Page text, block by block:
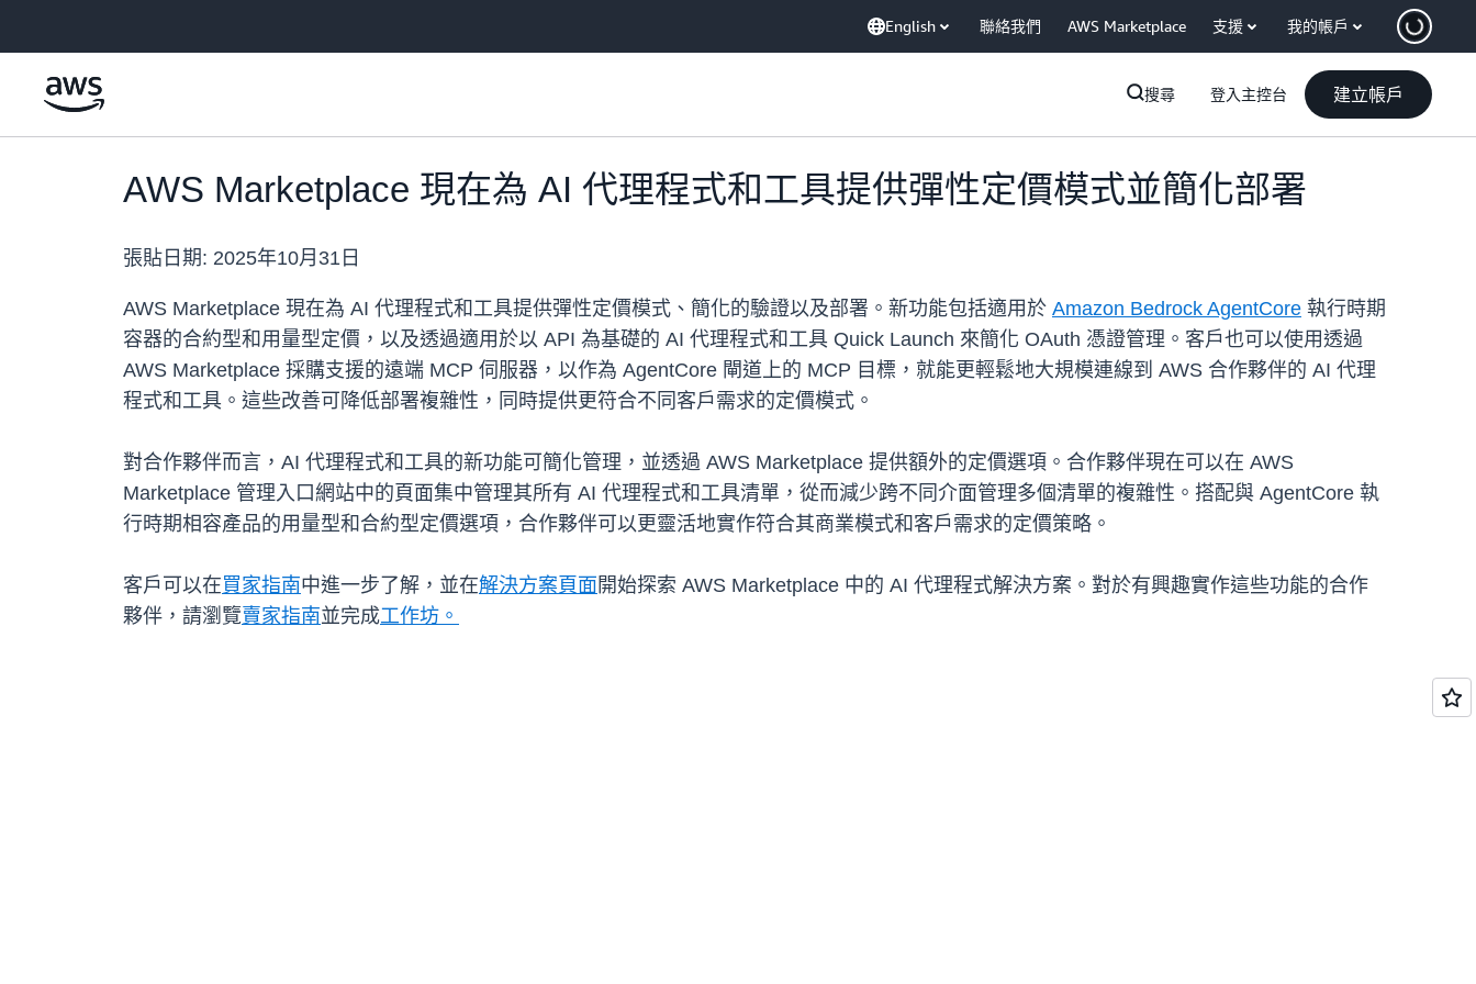
English 聯絡我們 AWS Marketplace 支援 我的帳戶
搜尋 登入主控台 建立帳戶
AWS Marketplace 現在為 AI 代理程式和工具提供彈性定價模式並簡化部署
張貼日期: 2025年10月31日
AWS Marketplace 現在為 AI 代理程式和工具提供彈性定價模式、簡化的驗證以及部署。新功能包括適用於 Amazon Bedrock AgentCore 執行時期
容器的合約型和用量型定價，以及透過適用於以 API 為基礎的 AI 代理程式和工具 Quick Launch 來簡化 OAuth 憑證管理。客戶也可以使用透過
AWS Marketplace 採購支援的遠端 MCP 伺服器，以作為 AgentCore 閘道上的 MCP 目標，就能更輕鬆地大規模連線到 AWS 合作夥伴的 AI 代理
程式和工具。這些改善可降低部署複雜性，同時提供更符合不同客戶需求的定價模式。
對合作夥伴而言，AI 代理程式和工具的新功能可簡化管理，並透過 AWS Marketplace 提供額外的定價選項。合作夥伴現在可以在 AWS
Marketplace 管理入口網站中的頁面集中管理其所有 AI 代理程式和工具清單，從而減少跨不同介面管理多個清單的複雜性。搭配與 AgentCore 執
行時期相容產品的用量型和合約型定價選項，合作夥伴可以更靈活地實作符合其商業模式和客戶需求的定價策略。
客戶可以在買家指南中進一步了解， 並在解決方案頁面 開始探索 AWS Marketplace 中的 AI 代理程式解決方案。對於有興趣實作這些功能的合作
夥伴，請瀏覽賣家指南並完成工作坊。